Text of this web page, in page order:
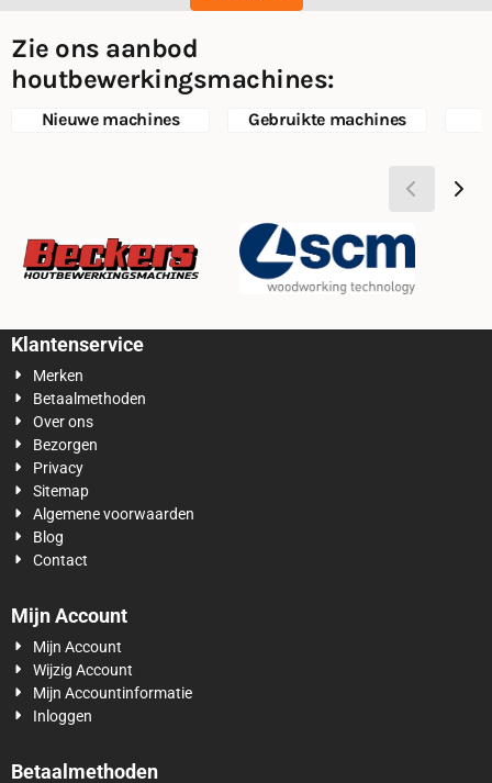
Zie ons aanbod
houtbewerkingsmachines:
Nieuwe machines Gebruikte machines
Klantenservice
Merken
Betaalmethoden
Over ons
Bezorgen
Privacy
Sitemap
Algemene voorwaarden
Blog
Contact
Mijn Account
Mijn Account
Wijzig Account
Mijn Accountinformatie
Inloggen
Betaalmethoden